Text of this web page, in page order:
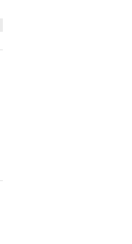
prodotto.